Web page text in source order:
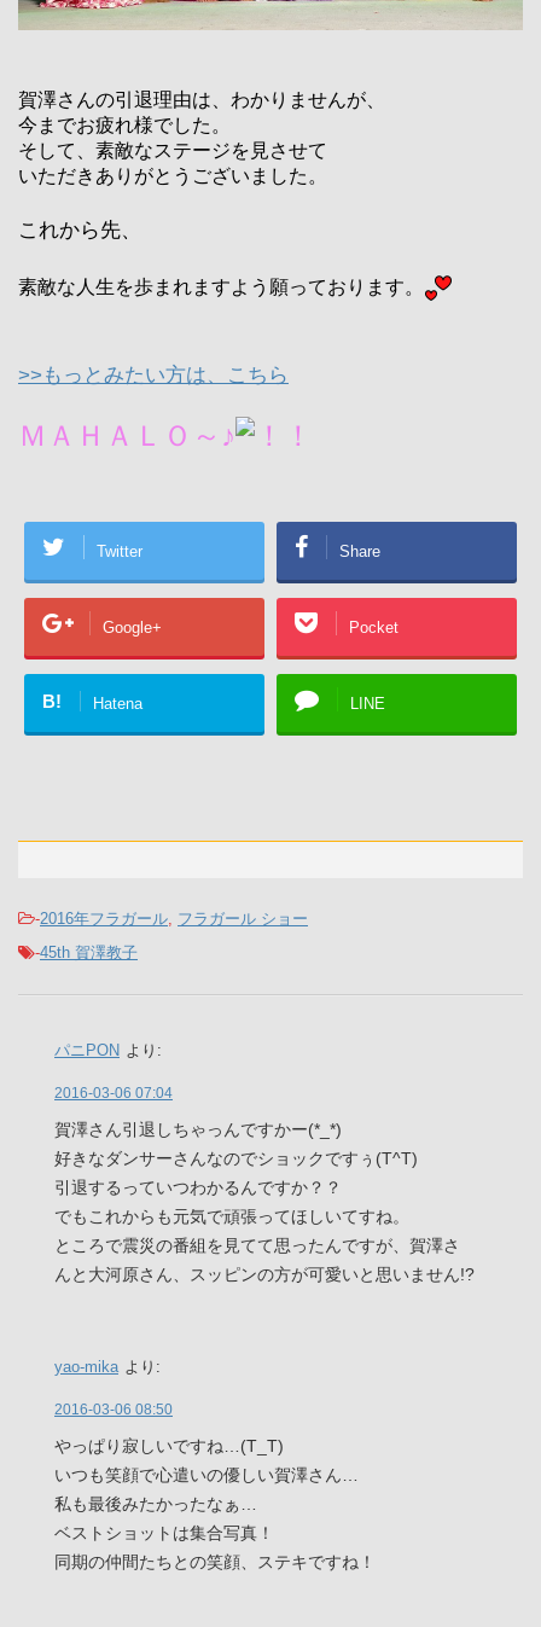
賀澤さんの引退理由は、わかりませんが、
今までお疲れ様でした。
そして、素敵なステージを見させて
いただきありがとうございました。
これから先、
素敵な人生を歩まれますよう願っております。
>>もっとみたい方は、こちら
ＭＡＨＡＬＯ～♪
Twitter Share
Google+ Pocket
B! Hatena LINE
-2016年フラガール, フラガール ショー
-45th 賀澤教子
パニPON より:
2016-03-06 07:04
賀澤さん引退しちゃっんですかー(*_*)
好きなダンサーさんなのでショックですぅ(T^T)
引退するっていつわかるんですか？？
でもこれからも元気で頑張ってほしいてすね。
ところで震災の番組を見てて思ったんですが、賀澤さ
んと大河原さん、スッピンの方が可愛いと思いません!?
yao-mika より:
2016-03-06 08:50
やっぱり寂しいですね…(T_T)
いつも笑顔で心遣いの優しい賀澤さん…
私も最後みたかったなぁ…
ベストショットは集合写真！
同期の仲間たちとの笑顔、ステキですね！